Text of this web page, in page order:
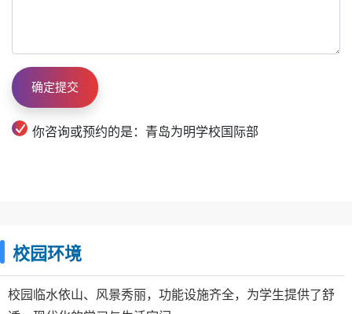
你咨询或预约的是：青岛为明学校国际部
校园环境
校园临水依山、风景秀丽，功能设施齐全，为学生提供了舒